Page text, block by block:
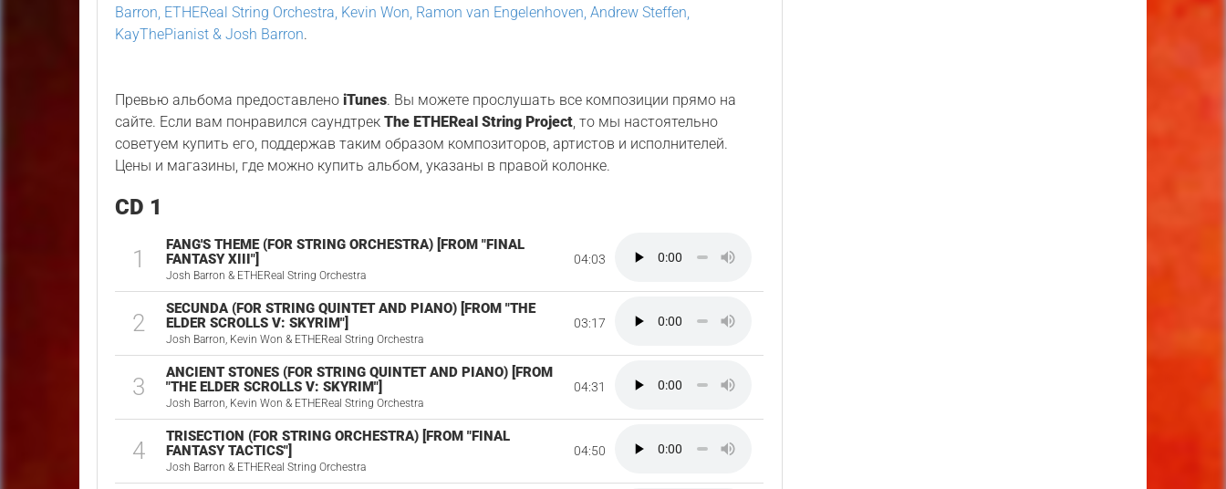
Barron, ETHEReal String Orchestra, Kevin Won, Ramon van Engelenhoven, Andrew Steffen,
KayThePianist & Josh Barron.
Превью альбома предоставленоiTunes. Вы можете прослушать все композиции прямо на
сайте. Если вам понравился саундтрекThe ETHEReal String Project, то мы настоятельно
советуем купить его, поддержав таким образом композиторов, артистов и исполнителей.
Цены и магазины, где можно купить альбом, указаны в правой колонке.
CD 1
1
FANG'S THEME (FOR STRING ORCHESTRA) [FROM "FINAL
FANTASY XIII"]
Josh Barron & ETHEReal String Orchestra
04:03
2
SECUNDA (FOR STRING QUINTET AND PIANO) [FROM "THE
ELDER SCROLLS V: SKYRIM"]
Josh Barron, Kevin Won & ETHEReal String Orchestra
03:17
3
ANCIENT STONES (FOR STRING QUINTET AND PIANO) [FROM
"THE ELDER SCROLLS V: SKYRIM"]
Josh Barron, Kevin Won & ETHEReal String Orchestra
04:31
4
TRISECTION (FOR STRING ORCHESTRA) [FROM "FINAL
FANTASY TACTICS"]
Josh Barron & ETHEReal String Orchestra
04:50